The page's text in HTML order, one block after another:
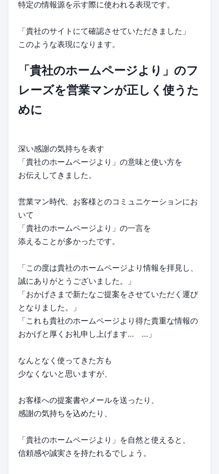
特定の情報源を示す際に使われる表現です。
「貴社のサイトにて確認させていただきました」
このような表現になります。
「貴社のホームページより」のフ
レーズを営業マンが正しく使うた
めに
深い感謝の気持ちを表す
「貴社のホームページより」の意味と使い方を
お伝えしてきました。
営業マン時代、お客様とのコミュニケーションにお
いて
「貴社のホームページより」の一言を
添えることが多かったです。
「この度は貴社のホームページより情報を拝見し、
誠にありがとうございました。」
「おかげさまで新たなご提案をさせていただく運び
となりました。」
「これも貴社のホームページより得た貴重な情報の
おかげと厚くお礼申し上げます… …」
なんとなく使ってきた方も
少なくないと思いますが、
お客様への提案書やメールを送ったり、
感謝の気持ちを込めたり、
「貴社のホームページより」を自然と使えると、
信頼感や誠実さを持たれるでしょう。